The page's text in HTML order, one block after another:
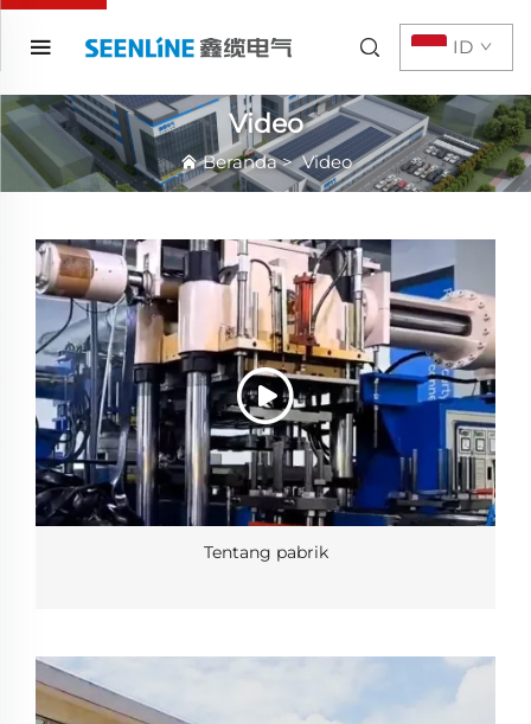
ID
Video
Beranda>Video
Tentang pabrik